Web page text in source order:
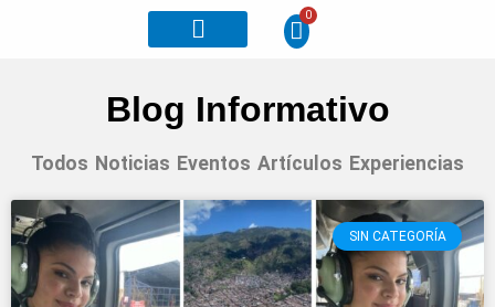
0
Blog Informativo
Todos Noticias Eventos Artículos Experiencias
SIN CATEGORÍA